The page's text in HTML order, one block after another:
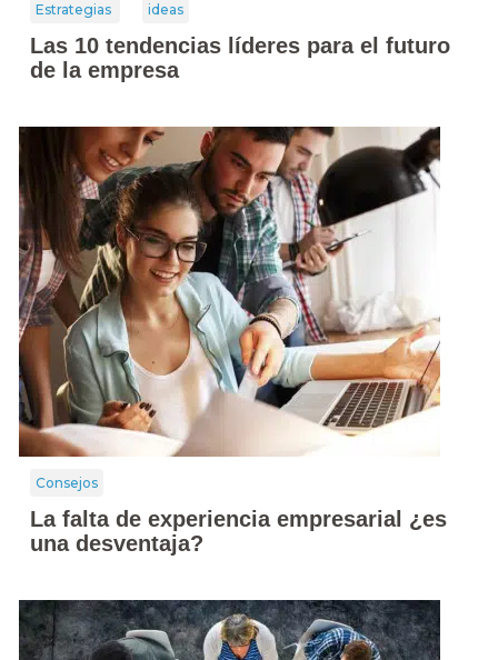
Estrategias ideas
Las 10 tendencias líderes para el futuro
de la empresa
Consejos
La falta de experiencia empresarial ¿es
una desventaja?